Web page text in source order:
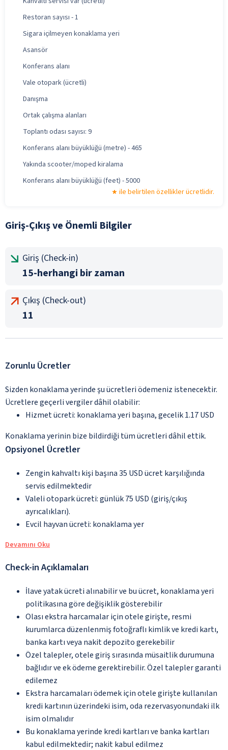
Restoran sayısı - 1
Sigara içilmeyen konaklama yeri
Asansör
Konferans alanı
Vale otopark (ücretli)
Danışma
Ortak çalışma alanları
Toplantı odası sayısı: 9
Konferans alanı büyüklüğü (metre) - 465
Yakında scooter/moped kiralama
Konferans alanı büyüklüğü (feet) - 5000
ile belirtilen özellikler ücretlidir.
Giriş-Çıkış ve Önemli Bilgiler
Giriş (Check-in)
15-herhangi bir zaman
Çıkış (Check-out)
11
Zorunlu Ücretler
Sizden konaklama yerinde şu ücretleri ödemeniz istenecektir.
Ücretlere geçerli vergiler dâhil olabilir:
Hizmet ücreti: konaklama yeri başına, gecelik 1.17 USD
Konaklama yerinin bize bildirdiği tüm ücretleri dâhil ettik.
Opsiyonel Ücretler
Zengin kahvaltı kişi başına 35 USD ücret karşılığında
servis edilmektedir
Valeli otopark ücreti: günlük 75 USD (giriş/çıkış
ayrıcalıkları).
Evcil hayvan ücreti: konaklama yer
Devamını Oku
Check-in Açıklamaları
İlave yatak ücreti alınabilir ve bu ücret, konaklama yeri
politikasına göre değişiklik gösterebilir
Olası ekstra harcamalar için otele girişte, resmi
kurumlarca düzenlenmiş fotoğraflı kimlik ve kredi kartı,
banka kartı veya nakit depozito gerekebilir
Özel talepler, otele giriş sırasında müsaitlik durumuna
bağlıdır ve ek ödeme gerektirebilir. Özel talepler garanti
edilemez
Ekstra harcamaları ödemek için otele girişte kullanılan
kredi kartının üzerindeki isim, oda rezervasyonundaki ilk
isim olmalıdır
Bu konaklama yerinde kredi kartları ve banka kartları
kabul edilmektedir; nakit kabul edilmez